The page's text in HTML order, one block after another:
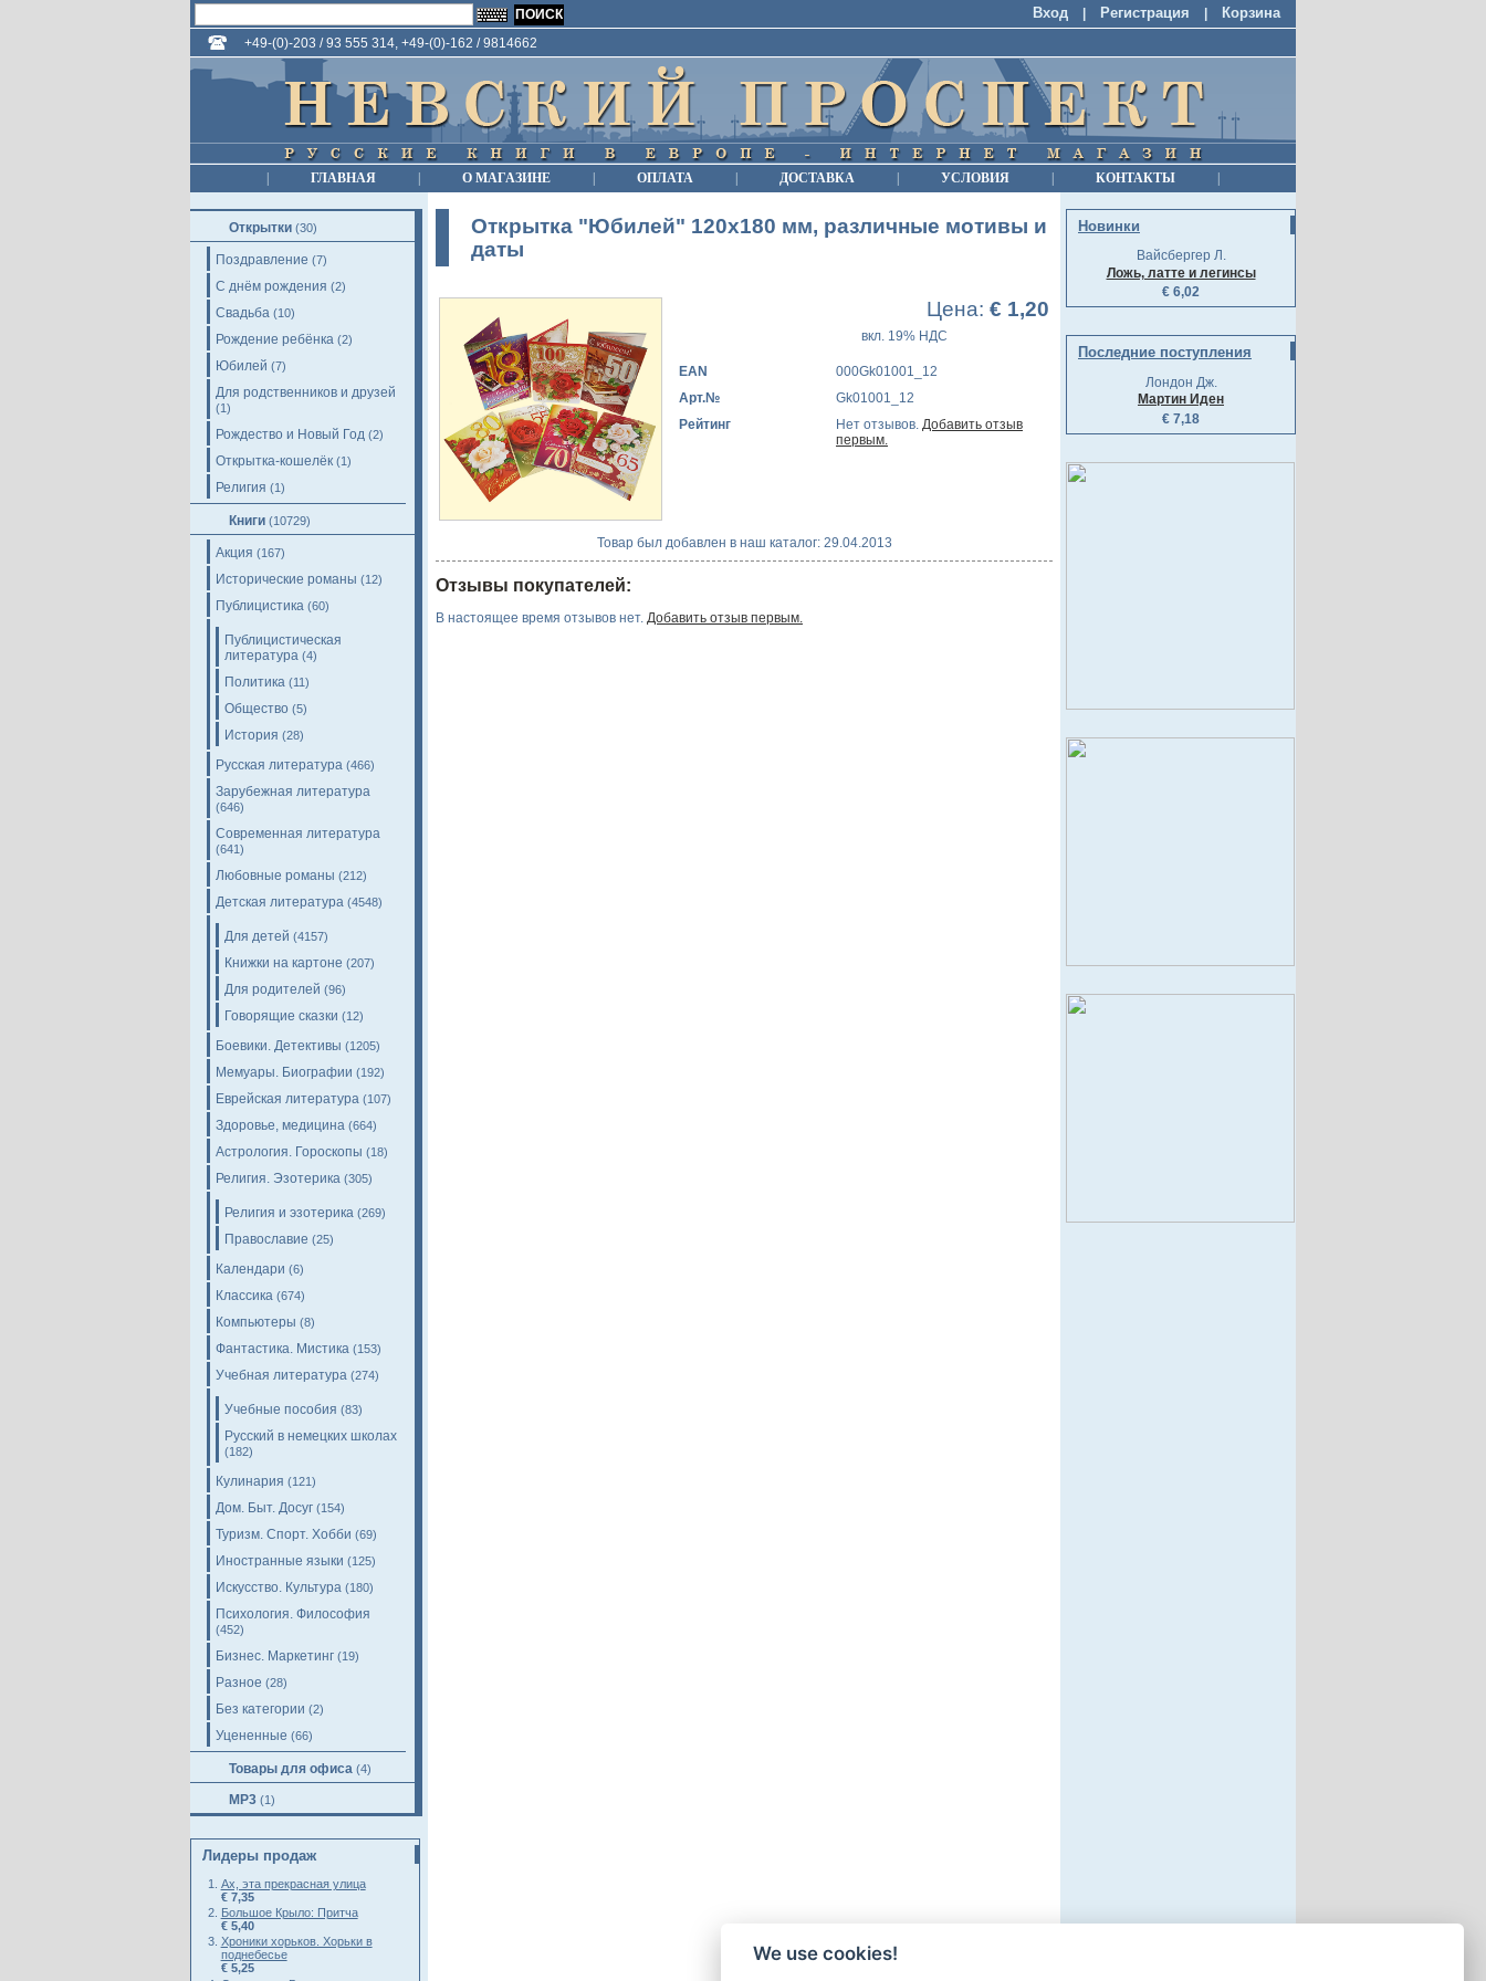
Вход Регистрация Корзина
+49-(0)-203 / 93 555 314, +49-(0)-162 / 9814662
ГЛАВНАЯ О МАГАЗИНЕ ОПЛАТА ДОСТАВКА УСЛОВИЯ КОНТАКТЫ
Открытки (30)
Поздравление (7)
С днём рождения (2)
Свадьба (10)
Рождение ребёнка (2)
Юбилей (7)
Для родственников и друзей
(1)
Рождество и Новый Год (2)
Открытка-кошелёк (1)
Религия (1)
Книги (10729)
Акция (167)
Исторические романы (12)
Публицистика (60)
Публицистическая
литература (4)
Политика (11)
Общество (5)
История (28)
Русская литература (466)
Зарубежная литература
(646)
Современная литература
(641)
Любовные романы (212)
Детская литература (4548)
Для детей (4157)
Книжки на картоне (207)
Для родителей (96)
Говорящие сказки (12)
Боевики. Детективы (1205)
Мемуары. Биографии (192)
Еврейская литература (107)
Здоровье, медицина (664)
Астрология. Гороскопы (18)
Религия. Эзотерика (305)
Религия и эзотерика (269)
Православие (25)
Календари (6)
Классика (674)
Компьютеры (8)
Фантастика. Мистика (153)
Учебная литература (274)
Учебные пособия (83)
Русский в немецких школах
(182)
Кулинария (121)
Дом. Быт. Досуг (154)
Туризм. Спорт. Хобби (69)
Иностранные языки (125)
Искусство. Культура (180)
Психология. Философия
(452)
Бизнес. Маркетинг (19)
Разное (28)
Без категории (2)
Уцененные (66)
Товары для офиса (4)
MP3 (1)
Лидеры продаж
Ах, эта прекрасная улица
€ 7,35
Большое Крыло: Притча
€ 5,40
Хроники хорьков. Хорьки в
поднебесье
€ 5,25
Открытка "Юбилей" 120х180 мм, различные мотивы и
даты
Цена: € 1,20
вкл. 19% НДС
EAN
000Gk01001_12
Арт.№
Gk01001_12
Рейтинг
Нет отзывов. Добавить отзыв
первым.
Товар был добавлен в наш каталог: 29.04.2013
Отзывы покупателей:
В настоящее время отзывов нет. Добавить отзыв первым.
Новинки
Вайсбергер Л.
Ложь, латте и легинсы
€ 6,02
Последние поступления
Лондон Дж.
Мартин Иден
€ 7,18
We use cookies!